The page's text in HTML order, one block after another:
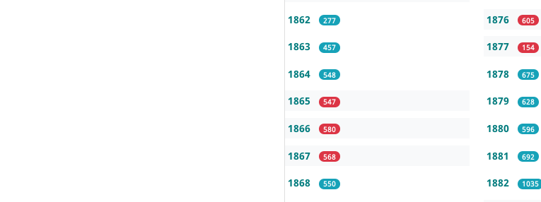
1862 277
1863 457
1864 548
1865 547
1866 580
1867 568
1868 550
1876 605
1877 154
1878 675
1879 628
1880 596
1881 692
1882 1035